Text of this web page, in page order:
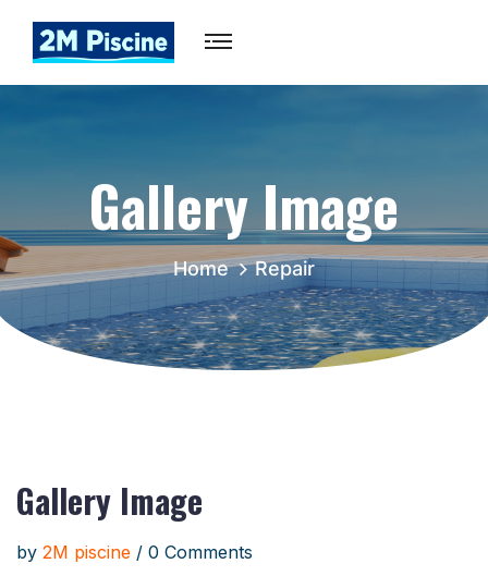
Gallery Image
Home Repair
Gallery Image
by 2M piscine / 0 Comments